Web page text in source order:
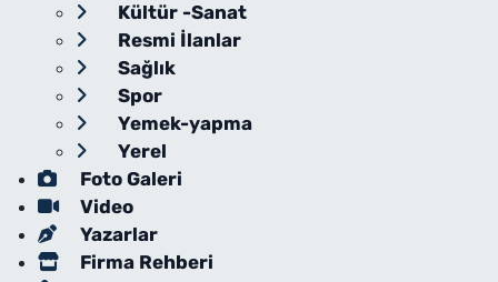
Kültür -Sanat
Resmi İlanlar
Sağlık
Spor
Yemek-yapma
Yerel
Foto Galeri
Video
Yazarlar
Firma Rehberi